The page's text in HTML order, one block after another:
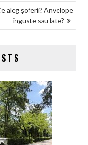
aleg șoferii? Anvelope
înguste sau late?